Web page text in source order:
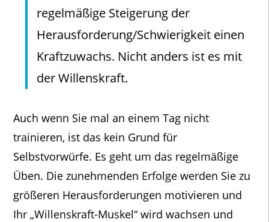
regelmäßige Steigerung der
Herausforderung/Schwierigkeit einen
Kraftzuwachs. Nicht anders ist es mit
der Willenskraft.
Auch wenn Sie mal an einem Tag nicht
trainieren, ist das kein Grund für
Selbstvorwürfe. Es geht um das regelmäßige
Üben. Die zunehmenden Erfolge werden Sie zu
größeren Herausforderungen motivieren und
Ihr „Willenskraft-Muskel“ wird wachsen und